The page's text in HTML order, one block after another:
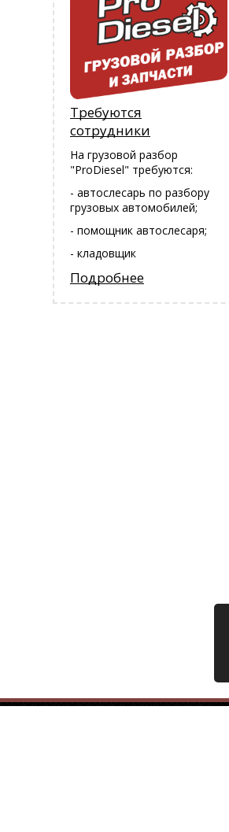
Требуются
сотрудники
На грузовой разбор
"ProDiesel" требуются:
- автослесарь по разбору
грузовых автомобилей;
- помощник автослесаря;
- кладовщик
Подробнее